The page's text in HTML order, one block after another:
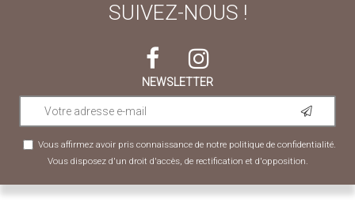
SUIVEZ-NOUS !
NEWSLETTER
Vous affirmez avoir pris connaissance de notre politique de confidentialité.
Vous disposez d'un droit d'accès, de rectification et d'opposition.